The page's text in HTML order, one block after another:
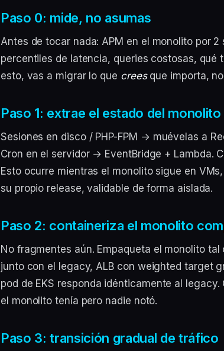
Paso 0: mide, no asumas
Antes de tocar nada: APM en el monolito por
percentiles de latencia, queries costosas, qué
esto, vas a migrar lo que creesque importa,
Paso 1: extrae el estado del monolito
Sesiones en disco / PHP-FPM → muévelas a
Cron en el servidor → EventBridge + Lambda.
Esto ocurre mientras el monolito sigue en
su propio release, validable de forma aislada.
Paso 2: containeriza el monolito
No fragmentes aún. Empaqueta el monolito
junto con el legacy, ALB con weighted target
pod de EKS responda idénticamente al
el monolito tenía pero nadie notó.
Paso 3: transición gradual de tráfico